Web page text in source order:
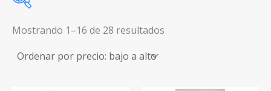
Mostrando 1–16 de 28 resultados